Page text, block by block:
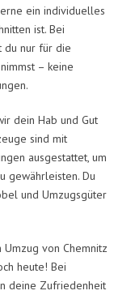
ein individuelles
ist. Bei
du nur für die
– keine
dein Hab und Gut
sind mit
ausgestattet, um
gewährleisten. Du
und Umzugsgüter
von Chemnitz
heute! Bei
deine Zufriedenheit